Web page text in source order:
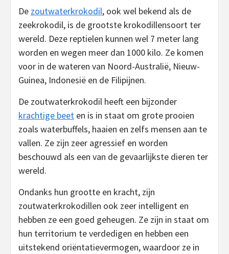
De zoutwaterkrokodil, ook wel bekend als de
zeekrokodil, is de grootste krokodillensoort ter
wereld. Deze reptielen kunnen wel 7 meter lang
worden en wegen meer dan 1000 kilo. Ze komen
voor in de wateren van Noord-Australië, Nieuw-
Guinea, Indonesië en de Filipijnen.
De zoutwaterkrokodil heeft een bijzonder
krachtige beet en is in staat om grote prooien
zoals waterbuffels, haaien en zelfs mensen aan te
vallen. Ze zijn zeer agressief en worden
beschouwd als een van de gevaarlijkste dieren ter
wereld.
Ondanks hun grootte en kracht, zijn
zoutwaterkrokodillen ook zeer intelligent en
hebben ze een goed geheugen. Ze zijn in staat om
hun territorium te verdedigen en hebben een
uitstekend oriëntatievermogen, waardoor ze in